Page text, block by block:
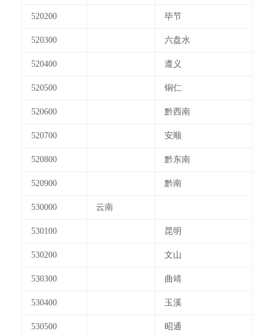
520200 毕节
520300 六盘水
520400 遵义
520500 铜仁
520600 黔西南
520700 安顺
520800 黔东南
520900 黔南
530000 云南
530100 昆明
530200 文山
530300 曲靖
530400 玉溪
530500 昭通